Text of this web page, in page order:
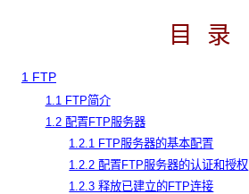
目 录
1 FTP
1.1 FTP简介
1.2 配置FTP服务器
1.2.1 FTP服务器的基本配置
1.2.2 配置FTP服务器的认证和授权
1.2.3 释放已建立的FTP连接